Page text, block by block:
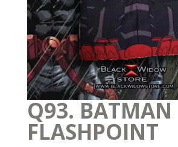
Q93. BATMAN
FLASHPOINT